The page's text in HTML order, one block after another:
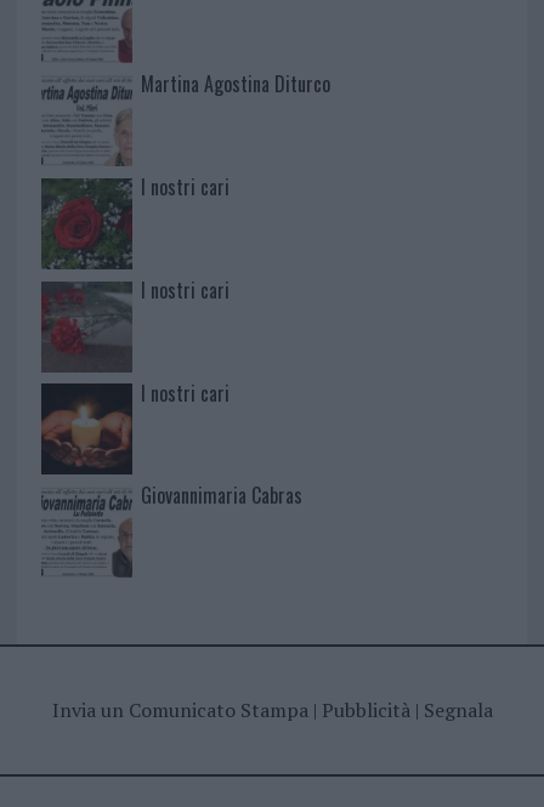
Martina Agostina Diturco
I nostri cari
I nostri cari
I nostri cari
Giovannimaria Cabras
Invia un Comunicato Stampa| Pubblicità| Segnala